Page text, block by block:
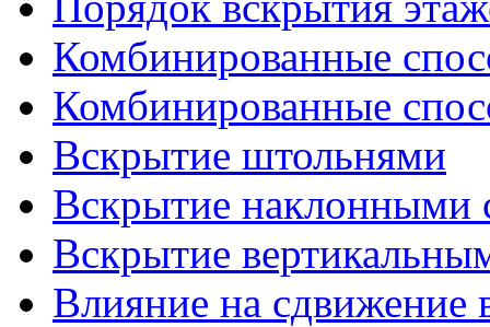
Комбинированные
Комбинированные
Вскрытие штольнями
Вскрытие наклонными
Вскрытие
Влияние на